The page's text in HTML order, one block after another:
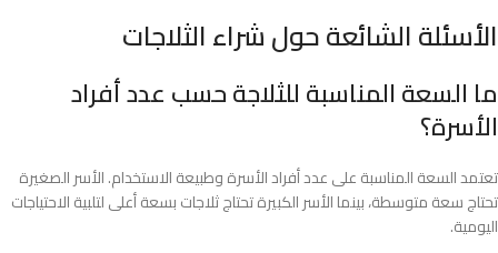
الأسئلة الشائعة حول شراء الثلاجات
ما السعة المناسبة للثلاجة حسب عدد أفراد
الأسرة؟
تعتمد السعة المناسبة على عدد أفراد الأسرة وطبيعة الاستخدام. الأسر الصغيرة
تحتاج سعة متوسطة، بينما الأسر الكبيرة تحتاج ثلاجات بسعة أعلى لتلبية الاحتياجات
اليومية.